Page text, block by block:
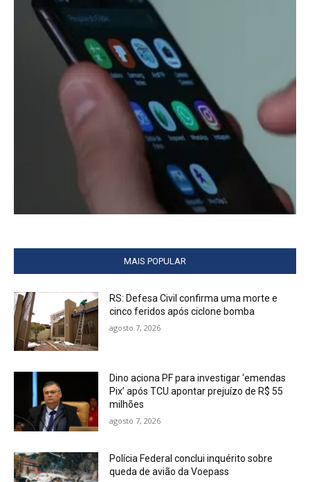
MAIS POPULAR
RS: Defesa Civil confirma uma morte e
cinco feridos após ciclone bomba
agosto 7, 2026
Dino aciona PF para investigar ‘emendas
Pix’ após TCU apontar prejuízo de R$ 55
milhões
agosto 7, 2026
Polícia Federal conclui inquérito sobre
queda de avião da Voepass